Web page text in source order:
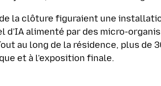
la clôture figuraient une
d’IA alimenté par des micro-
au long de la résidence, plus
et à l’exposition finale.